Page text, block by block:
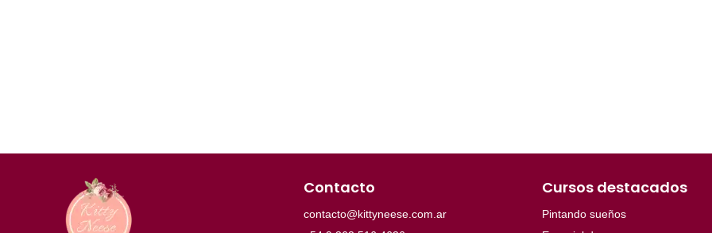
Contacto
contacto@kittyneese.com.ar
Cursos destacados
Pintando sueños